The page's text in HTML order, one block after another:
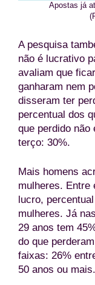
Apostas já
A pesquisa
não é lucrativo
avaliam que
ganharam nem
disseram ter
percentual dos
que perdido não
terço: 30%.
Mais homens
mulheres. Entre
lucro,
mulheres. Já
29 anos tem
do que
faixas: 26%
50 anos ou mais.